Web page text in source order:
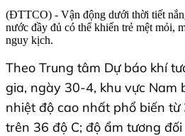
(ĐTTCO) - Vận động dưới thời tiết
nước đầy đủ có thể khiến trẻ mệt mỏi,
nguy kịch.
Theo Trung tâm Dự báo khí
gia, ngày 30-4, khu vực Nam
nhiệt độ cao nhất phổ biến từ
trên 36 độ C; độ ẩm tương